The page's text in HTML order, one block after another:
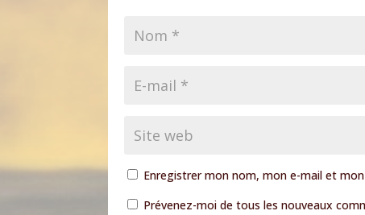
Enregistrer mon nom, mon e-mail et
Prévenez-moi de tous les nouveaux